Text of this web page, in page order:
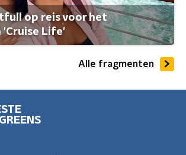
op reis voor het
'Cruise Life'
Alle fragmenten